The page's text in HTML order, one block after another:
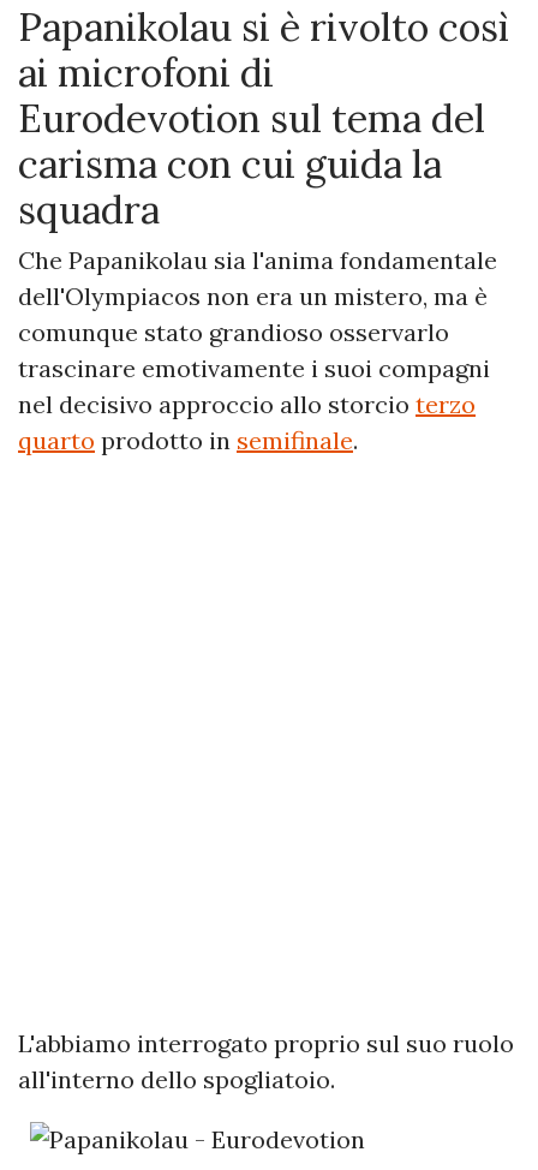
Papanikolau si è rivolto così
ai microfoni di
Eurodevotion sul tema del
carisma con cui guida la
squadra
Che Papanikolau sia l'anima fondamentale
dell'Olympiacos non era un mistero, ma è
comunque stato grandioso osservarlo
trascinare emotivamente i suoi compagni
nel decisivo approccio allo storcio terzo
quarto prodotto in semifinale.
L'abbiamo interrogato proprio sul suo ruolo
all'interno dello spogliatoio.